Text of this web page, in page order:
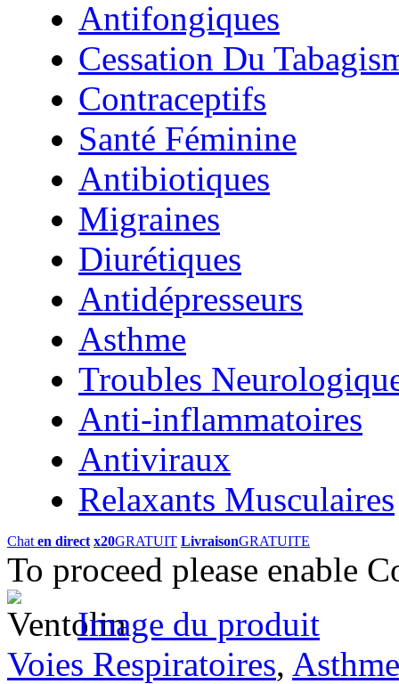
Antifongiques
Cessation Du
Contraceptifs
Santé Féminine
Antibiotiques
Migraines
Diurétiques
Antidépresseurs
Asthme
Troubles
Anti-inflammatoires
Antiviraux
Relaxants Musculaires
Chat en direct x20GRATUIT LivraisonGRATUITE
To proceed please enable
Image du produit
Voies Respiratoires, Asthme